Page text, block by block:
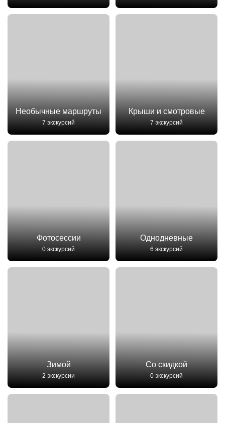
Необычные маршруты
7 экскурсий
Крыши и смотровые
7 экскурсий
Фотосессии
0 экскурсий
Однодневные
6 экскурсий
Зимой
2 экскурсии
Со скидкой
0 экскурсий